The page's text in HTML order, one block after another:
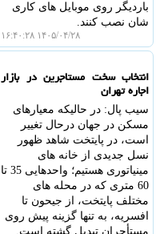
باردیگر روی موبایل های کاری
شان نصب کنند.
۱۴۰۵/۰۴/۲۸ ۱۶:۴۰:۲۸
انتخاب سخت مستاجرین در بازار
اجاره تهران
سیب پال: در حالیکه معیارهای
مسکن در جهان درحال تغییر
است، در پایتخت شاهد ظهور
نسل جدیدی از خانه های
مینیاتوری هستیم؛ واحدهایی 35 تا
60 متری که در محله های
مختلف پایتخت، از جیحون تا
افسریه، به تنها گزینه پیش روی
مستأجران تبدیل گشته است.